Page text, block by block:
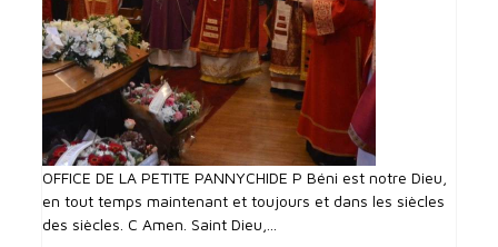
OFFICE DE LA PETITE PANNYCHIDE P Béni est notre Dieu,
en tout temps maintenant et toujours et dans les siècles
des siècles. C Amen. Saint Dieu,...